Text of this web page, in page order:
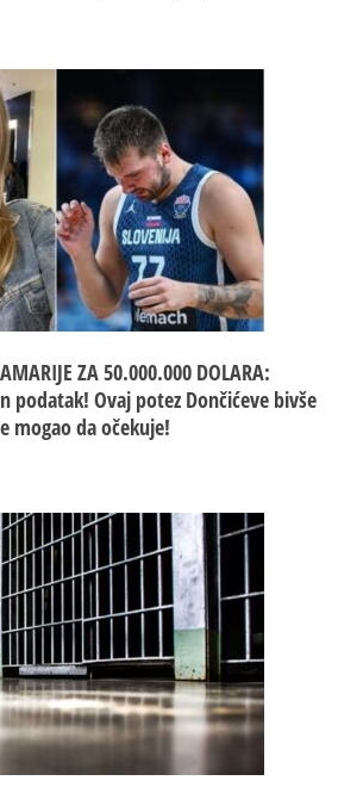
ZA 50.000.000 DOLARA:
podatak! Ovaj potez Dončićeve bivše
mogao da očekuje!